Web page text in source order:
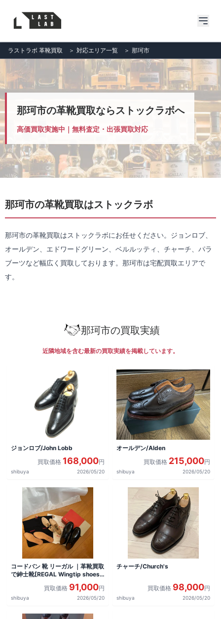
ラストラボ 革靴買取 ＞ 対応エリア一覧 ＞ 那珂市
那珂市の革靴買取ならストックラボへ
高価買取実施中｜無料査定・出張買取対応
那珂市の革靴買取はストックラボ
那珂市の革靴買取はストックラボにお任せください。ジョンロブ、
オールデン、エドワードグリーン、ベルルッティ、チャーチ、パラ
ブーツなど幅広く買取しております。那珂市は宅配買取エリアで
す。
那珂市の買取実績
近隣地域を含む最新の買取実績を掲載しています。
ジョンロブ/John Lobb
買取価格 168,000円
shibuya 2026/05/20
オールデン/Alden
買取価格 215,000円
shibuya 2026/05/20
コードバン 靴 リーガル ｜革靴買取
で紳士靴[REGAL Wingtip shoes]
買取価格 91,000円
shibuya 2026/05/20
チャーチ/Church's
買取価格 98,000円
shibuya 2026/05/20